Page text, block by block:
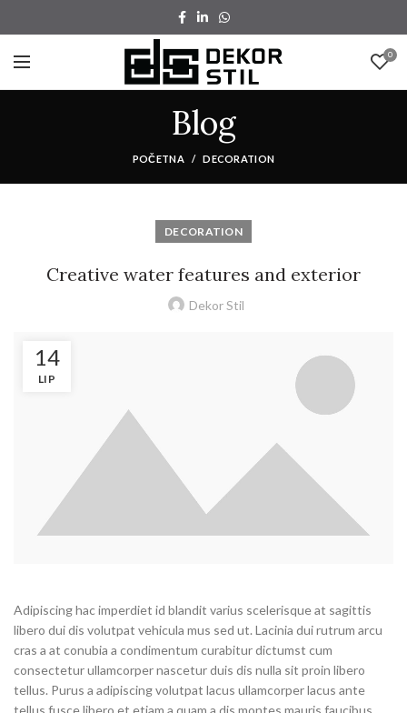
0
Blog
POČETNA DECORATION
DECORATION
Creative water features and exterior
Dekor Stil
14
LIP
Adipiscing hac imperdiet id blandit varius scelerisque at sagittis
libero dui dis volutpat vehicula mus sed ut. Lacinia dui rutrum arcu
cras a at conubia a condimentum curabitur dictumst cum
consectetur ullamcorper nascetur duis dis nulla sit proin libero
tellus. Purus a adipiscing volutpat lacus ullamcorper lacus ante